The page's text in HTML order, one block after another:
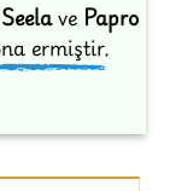
Seelave Papro
ermiştir.